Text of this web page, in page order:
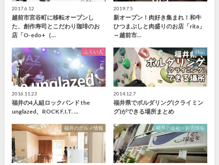
2017.6.12
越前市宮谷町に移転オープンし
た、創作寿司とこだわり珈琲のお
店「O-edo+（…
2019.7.5
新オープン！肉好き集まれ！和牛
ひつまぶしと肉盛りのお店「rita」
～越前市…
ふくい人
2016.11.23
福井の4人組ロックバンド the
unglazed、ROCK F.I.T. …
雑記
2014.12.7
福井県でボルダリング(クライミン
グ)ができる場所まとめ
福井のグルメ情報 福井の会社・お店情報